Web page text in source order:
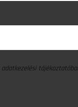
adatkezelési